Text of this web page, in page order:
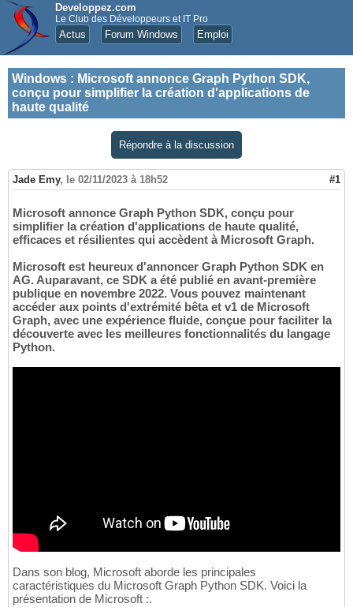
Developpez.com
Le Club des Développeurs et IT Pro
Actus Forum Windows Emploi
Windows : Microsoft annonce Graph Python SDK,
conçu pour simplifier la création d'applications de
haute qualité
Répondre à la discussion
Jade Emy, le 02/11/2023 à 18h52 #1
Microsoft annonce Graph Python SDK, conçu pour
simplifier la création d'applications de haute qualité,
efficaces et résilientes qui accèdent à Microsoft Graph.
Microsoft est heureux d'annoncer Graph Python SDK en
AG. Auparavant, ce SDK a été publié en avant-première
publique en novembre 2022. Vous pouvez maintenant
accéder aux points d'extrémité bêta et v1 de Microsoft
Graph, avec une expérience fluide, conçue pour faciliter la
découverte avec les meilleures fonctionnalités du langage
Python.
Dans son blog, Microsoft aborde les principales
caractéristiques du Microsoft Graph Python SDK. Voici la
présentation de Microsoft :.